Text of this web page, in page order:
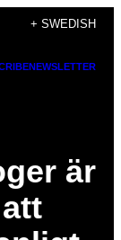
+ SWEDISH
NEWSLETTER
är